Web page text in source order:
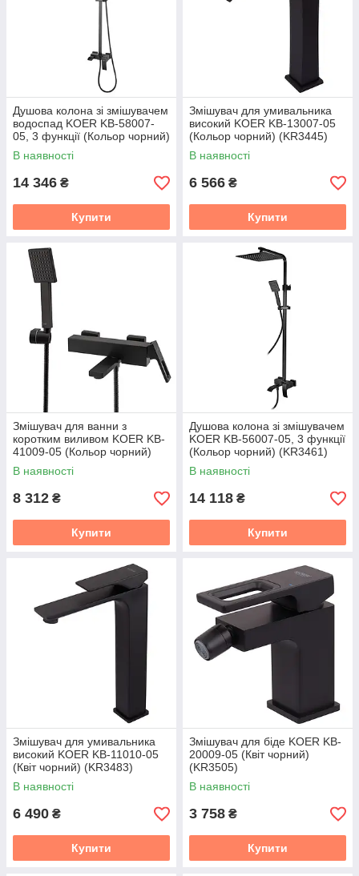
Душова колона зі змішувачем
водоспад KOER KB-58007-
05, 3 функції (Кольор чорний)
(KR3463)
В наявності
14 346 ₴
Купити
Змішувач для умивальника
високий KOER KB-13007-05
(Кольор чорний) (KR3445)
В наявності
6 566 ₴
Купити
Змішувач для ванни з
коротким виливом KOER KB-
41009-05 (Кольор чорний)
(KR3503)
В наявності
8 312 ₴
Купити
Душова колона зі змішувачем
KOER KB-56007-05, 3 функції
(Кольор чорний) (KR3461)
В наявності
14 118 ₴
Купити
Змішувач для умивальника
високий KOER KB-11010-05
(Квіт чорний) (KR3483)
В наявності
6 490 ₴
Купити
Змішувач для біде KOER KB-
20009-05 (Квіт чорний)
(KR3505)
В наявності
3 758 ₴
Купити